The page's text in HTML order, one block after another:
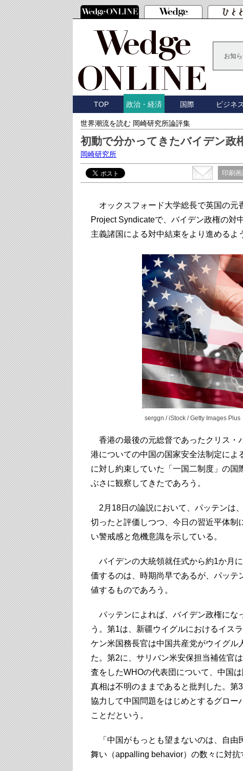
お知
TOP 政治・経済 国際 ビジネス
世界潮流を読む 岡崎研究所論評集
初動で分かってきたバイデン政
岡崎研究所
印刷
オックスフォード大学総長で英国の元
Project Syndicateで、バイデン政権の対
主義諸国による対中結束をより進めるよ
serggn / iStock / Getty Images Plus
香港の最後の元総督であったクリス・
港についての中国の国家安全法制定に
に対し約束していた「一国二制度」の
ぶさに観察してきたであろう。
2月18日の論説において、パッテンは
切ったと評価しつつ、今日の習近平体
い警戒感と危機意識を示している。
バイデンの大統領就任式から約1か月
価するのは、時期尚早であるが、パッテ
値するものであろう。
パッテンによれば、バイデン政権にな
う。第1は、新疆ウイグルにおけるイス
ケン米国務長官は中国共産党がウイグル
た。第2に、サリバン米安保担当補佐官
査をしたWHOの代表団について、中国
真相は不明のままであると批判した。第
協力して中国問題をはじめとするグロー
ことだという。
「中国がもっとも望まないのは、自由
舞い（appalling behavior）の数々に対抗